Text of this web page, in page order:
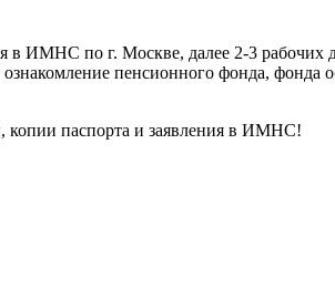
ИМНС по г. Москве, далее 2-3 рабочих
пенсионного фонда, фонда
копии паспорта и заявления в ИМНС!